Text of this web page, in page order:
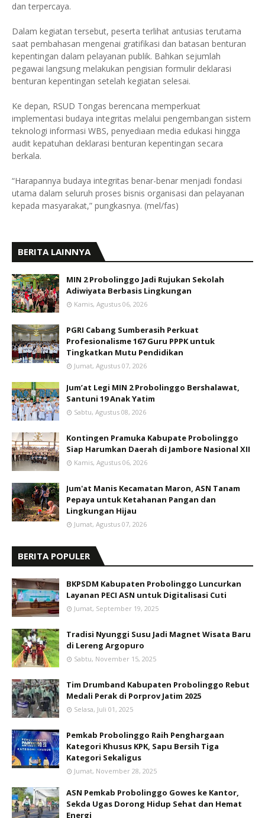
dan terpercaya.
Dalam kegiatan tersebut, peserta terlihat antusias terutama
saat pembahasan mengenai gratifikasi dan batasan benturan
kepentingan dalam pelayanan publik. Bahkan sejumlah
pegawai langsung melakukan pengisian formulir deklarasi
benturan kepentingan setelah kegiatan selesai.
Ke depan, RSUD Tongas berencana memperkuat
implementasi budaya integritas melalui pengembangan sistem
teknologi informasi WBS, penyediaan media edukasi hingga
audit kepatuhan deklarasi benturan kepentingan secara
berkala.
“Harapannya budaya integritas benar-benar menjadi fondasi
utama dalam seluruh proses bisnis organisasi dan pelayanan
kepada masyarakat,” pungkasnya. (mel/fas)
BERITA LAINNYA
MIN 2 Probolinggo Jadi Rujukan Sekolah
Adiwiyata Berbasis Lingkungan
Kamis, Agustus 06, 2026
PGRI Cabang Sumberasih Perkuat
Profesionalisme 167 Guru PPPK untuk
Tingkatkan Mutu Pendidikan
Jumat, Agustus 07, 2026
Jum’at Legi MIN 2 Probolinggo Bershalawat,
Santuni 19 Anak Yatim
Sabtu, Agustus 08, 2026
Kontingen Pramuka Kabupate Probolinggo
Siap Harumkan Daerah di Jambore Nasional XII
Kamis, Agustus 06, 2026
Jum'at Manis Kecamatan Maron, ASN Tanam
Pepaya untuk Ketahanan Pangan dan
Lingkungan Hijau
Jumat, Agustus 07, 2026
BERITA POPULER
BKPSDM Kabupaten Probolinggo Luncurkan
Layanan PECI ASN untuk Digitalisasi Cuti
Jumat, September 19, 2025
Tradisi Nyunggi Susu Jadi Magnet Wisata Baru
di Lereng Argopuro
Sabtu, November 15, 2025
Tim Drumband Kabupaten Probolinggo Rebut
Medali Perak di Porprov Jatim 2025
Selasa, Juli 01, 2025
Pemkab Probolinggo Raih Penghargaan
Kategori Khusus KPK, Sapu Bersih Tiga
Kategori Sekaligus
Jumat, November 28, 2025
ASN Pemkab Probolinggo Gowes ke Kantor,
Sekda Ugas Dorong Hidup Sehat dan Hemat
Energi